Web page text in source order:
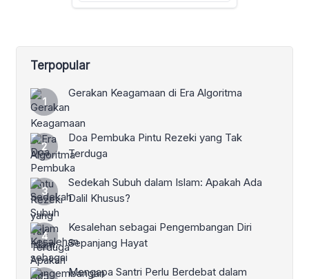
Terpopular
Gerakan Keagamaan di Era Algoritma
Doa Pembuka Pintu Rezeki yang Tak
Terduga
Sedekah Subuh dalam Islam: Apakah Ada
Dalil Khusus?
Kesalehan sebagai Pengembangan Diri
Sepanjang Hayat
Mengapa Santri Perlu Berdebat dalam